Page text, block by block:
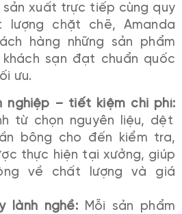
sản xuất trực tiếp cùng quy
lượng chặt chẽ, Amanda
hàng những sản phẩm
sạn đạt chuẩn quốc
ưu.
nghiệp – tiết kiệm chi phí:
từ chọn nguyên liệu, dệt
bông cho đến kiểm tra,
thực hiện tại xưởng, giúp
về chất lượng và giá
lành nghề:Mỗi sản phẩm